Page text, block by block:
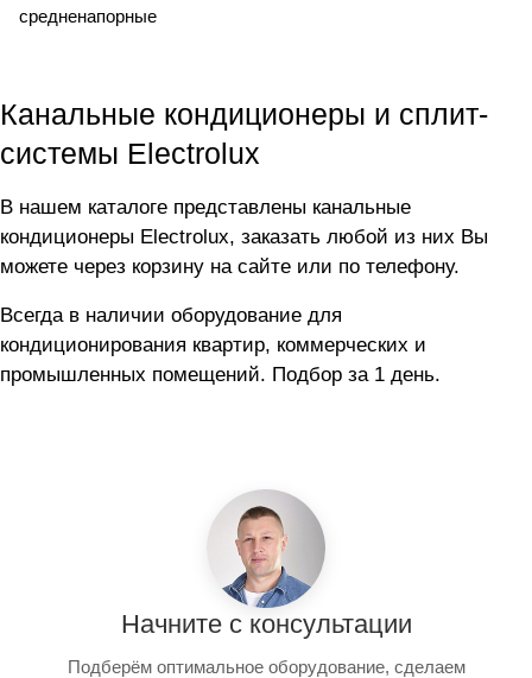
средненапорные
Канальные кондиционеры и сплит-
системы Electrolux
В нашем каталоге представлены канальные
кондиционеры Electrolux, заказать любой из них Вы
можете через корзину на сайте или по телефону.
Всегда в наличии оборудование для
кондиционирования квартир, коммерческих и
промышленных помещений. Подбор за 1 день.
Начните с консультации
Подберём оптимальное оборудование, сделаем